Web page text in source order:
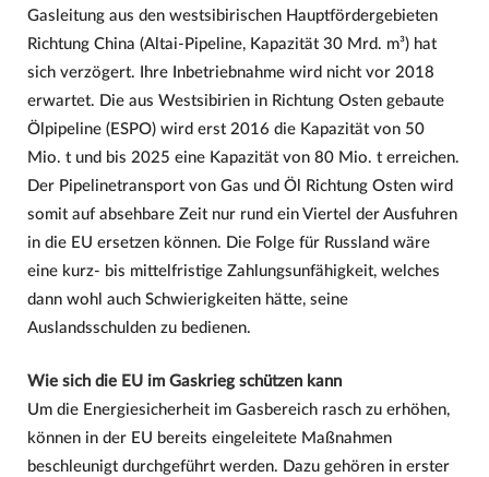
Gasleitung aus den westsibirischen Hauptfördergebieten
Richtung China (Altai-Pipeline, Kapazität 30 Mrd. m³) hat
sich verzögert. Ihre Inbetriebnahme wird nicht vor 2018
erwartet. Die aus Westsibirien in Richtung Osten gebaute
Ölpipeline (ESPO) wird erst 2016 die Kapazität von 50
Mio. t und bis 2025 eine Kapazität von 80 Mio. t erreichen.
Der Pipelinetransport von Gas und Öl Richtung Osten wird
somit auf absehbare Zeit nur rund ein Viertel der Ausfuhren
in die EU ersetzen können. Die Folge für Russland wäre
eine kurz- bis mittelfristige Zahlungsunfähigkeit, welches
dann wohl auch Schwierigkeiten hätte, seine
Auslandsschulden zu bedienen.
Wie sich die EU im Gaskrieg schützen kann
Um die Energiesicherheit im Gasbereich rasch zu erhöhen,
können in der EU bereits eingeleitete Maßnahmen
beschleunigt durchgeführt werden. Dazu gehören in erster